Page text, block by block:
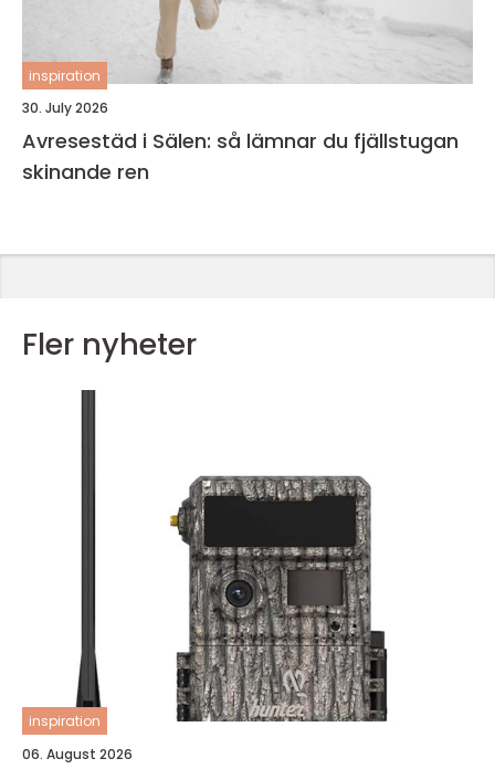
inspiration
30. July 2026
Avresestäd i Sälen: så lämnar du fjällstugan
skinande ren
Fler nyheter
inspiration
06. August 2026